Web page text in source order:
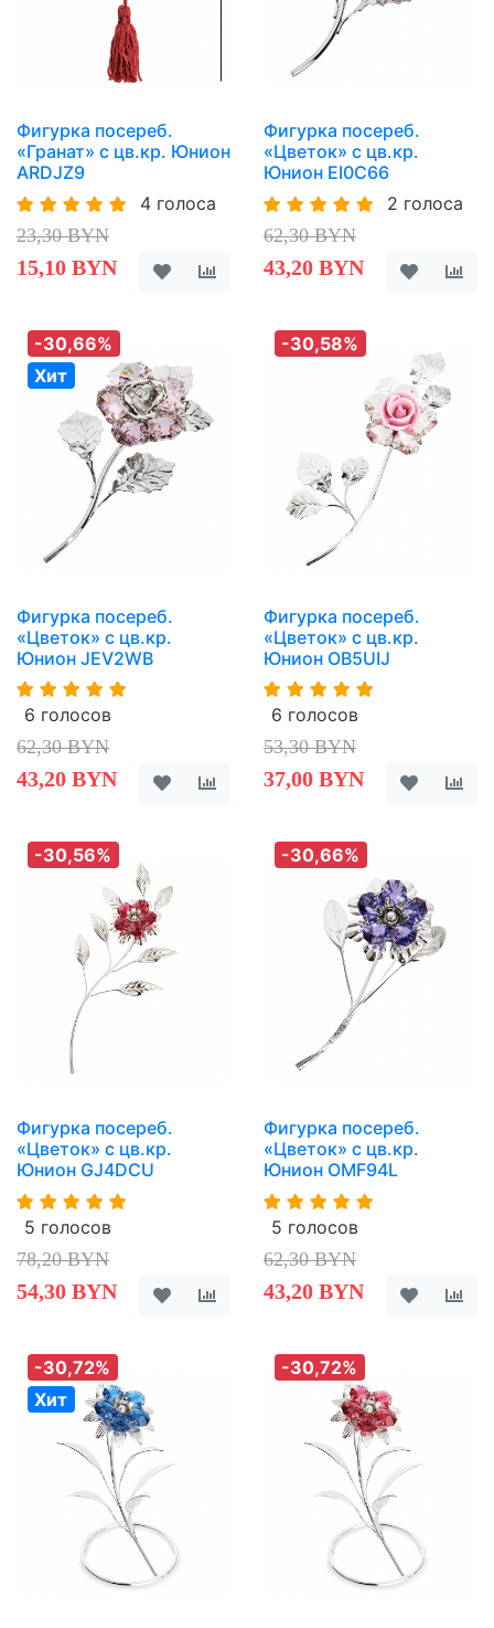
Фигурка посереб.
«Гранат» с цв.кр. Юнион
ARDJZ9
4 голоса
23,30 BYN
15,10 BYN
Фигурка посереб.
«Цветок» с цв.кр.
Юнион EI0C66
2 голоса
62,30 BYN
43,20 BYN
-30,66%
Хит
Фигурка посереб.
«Цветок» с цв.кр.
Юнион JEV2WB
6 голосов
62,30 BYN
43,20 BYN
-30,58%
Фигурка посереб.
«Цветок» с цв.кр.
Юнион OB5UIJ
6 голосов
53,30 BYN
37,00 BYN
-30,56%
Фигурка посереб.
«Цветок» с цв.кр.
Юнион GJ4DCU
5 голосов
78,20 BYN
54,30 BYN
-30,66%
Фигурка посереб.
«Цветок» с цв.кр.
Юнион OMF94L
5 голосов
62,30 BYN
43,20 BYN
-30,72%
Хит
-30,72%